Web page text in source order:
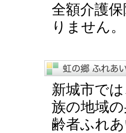
全額介護
りません。
新城市で
族の地域
齢者ふれ